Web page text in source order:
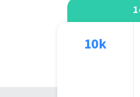
10k